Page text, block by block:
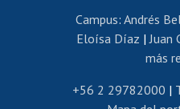
Editar
Revalidación y
Campus: Andrés
Eloísa Díaz | Juan
más
+56 2 29782000 |